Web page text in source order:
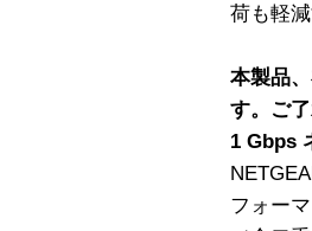
荷も軽
本製品
す。ご
1 Gbps
フォー